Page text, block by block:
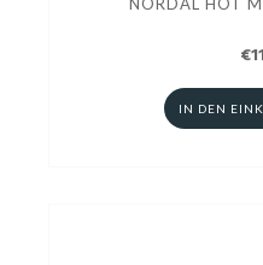
IN DEN